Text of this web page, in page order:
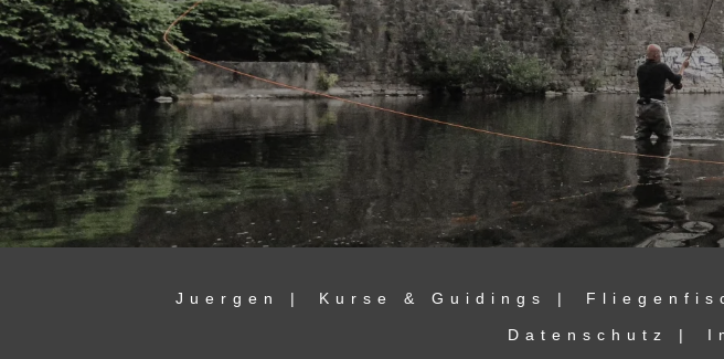
Juergen | Kurse & Guidings |
Datenschutz |